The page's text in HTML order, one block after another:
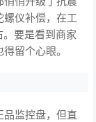
仪补偿，在工
要是看到商家
留个心眼。
监控盘，但直